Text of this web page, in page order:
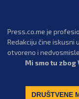
Press.co.me je
Redakciju čine iskusni
otvoreno i
Mi smo tu zbog
DRUŠTVENE